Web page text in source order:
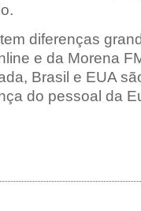
diferenças
e da Morena
Brasil e EUA
do pessoal da